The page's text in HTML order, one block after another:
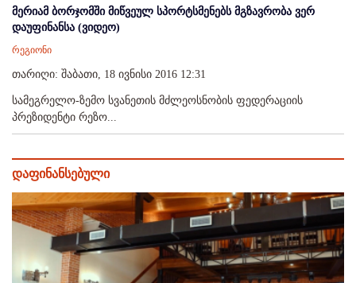
მერიამ ბორჯომში მიწვეულ სპორტსმენებს მგზავრობა ვერ
დაუფინანსა (ვიდეო)
რეგიონი
თარიღი: შაბათი, 18 ივნისი 2016 12:31
სამეგრელო-ზემო სვანეთის მძლეოსნობის ფედერაციის
პრეზიდენტი რეზო...
დაფინანსებული